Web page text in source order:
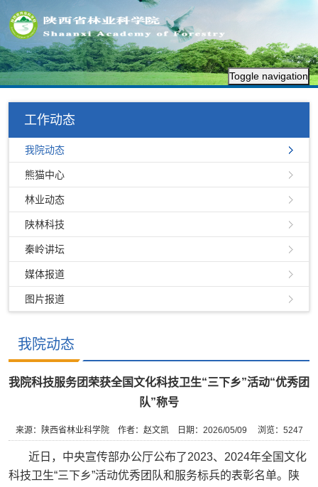
Toggle navigation
工作动态
我院动态
熊猫中心
林业动态
陕林科技
秦岭讲坛
媒体报道
图片报道
我院动态
我院科技服务团荣获全国文化科技卫生“三下乡”活动“优秀团
队”称号
来源：陕西省林业科学院 作者：赵文凯 日期：2026/05/09 浏览： 5247
近日，中央宣传部办公厅公布了2023、2024年全国文化
科技卫生“三下乡”活动优秀团队和服务标兵的表彰名单。陕